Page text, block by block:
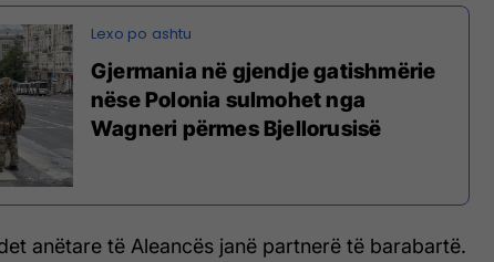
Gjermania në gjendje gatishmërie
nëse Polonia sulmohet nga
Wagneri përmes Bjellorusisë
anëtare të Aleancës janë partnerë të barabartë.